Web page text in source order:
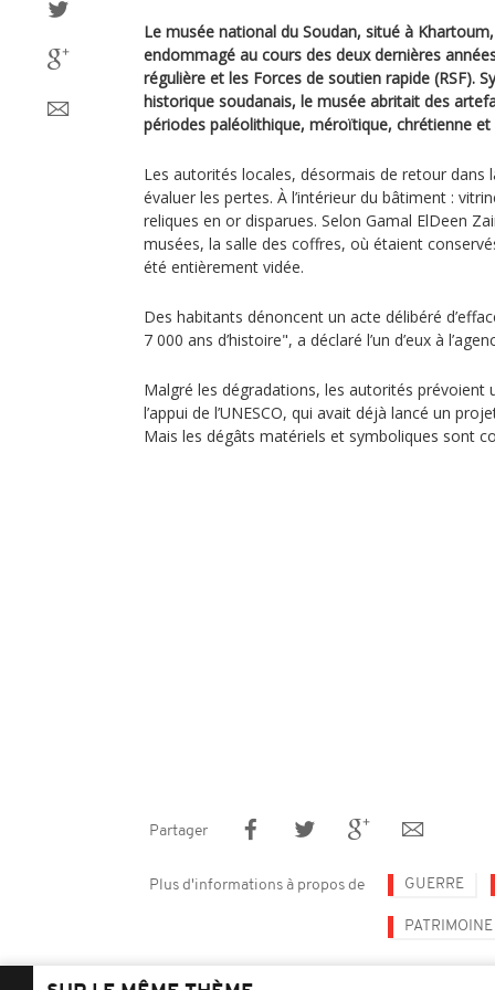
Le musée national du Soudan, situé à
endommagé au cours des deux dernières
régulière et les Forces de soutien rapide (RSF).
historique soudanais, le musée abritait des
périodes paléolithique, méroïtique, chrétienne et
Les autorités locales, désormais de retour dans
évaluer les pertes. À l’intérieur du bâtiment :
reliques en or disparues. Selon Gamal ElDeen
musées, la salle des coffres, où étaient
été entièrement vidée.
Des habitants dénoncent un acte délibéré
7 000 ans d’histoire", a déclaré l’un d’eux à
Malgré les dégradations, les autorités prévoient
l’appui de l’UNESCO, qui avait déjà lancé un
Mais les dégâts matériels et symboliques sont
Partager
Plus d'informations à propos de GUERRE